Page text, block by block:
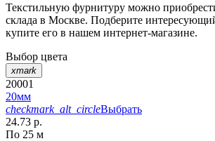
Текстильную фурнитуру можно
склада в Москве. Подберите
купите его в нашем интернет-магазине.
Выбор цвета
xmark
20001
20мм
checkmark_alt_circleВыбрать
24.73 р.
По 25 м